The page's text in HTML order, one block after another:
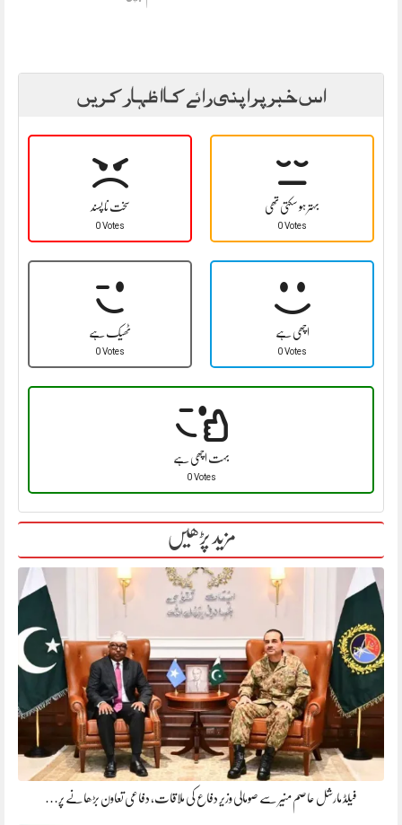
اس خبر پر اپنی رائے کا اظہار کریں
سخت نا پسند
0 Votes
بہتر ہو سکتی تھی
0 Votes
ٹھیک ہے
0 Votes
اچھی ہے
0 Votes
بہت اچھی ہے
0 Votes
مزید پڑھیں
فیلڈ مارشل عاصم منیر سے صومالی وزیر دفاع کی ملاقات، دفاعی تعاون بڑھانے پر…